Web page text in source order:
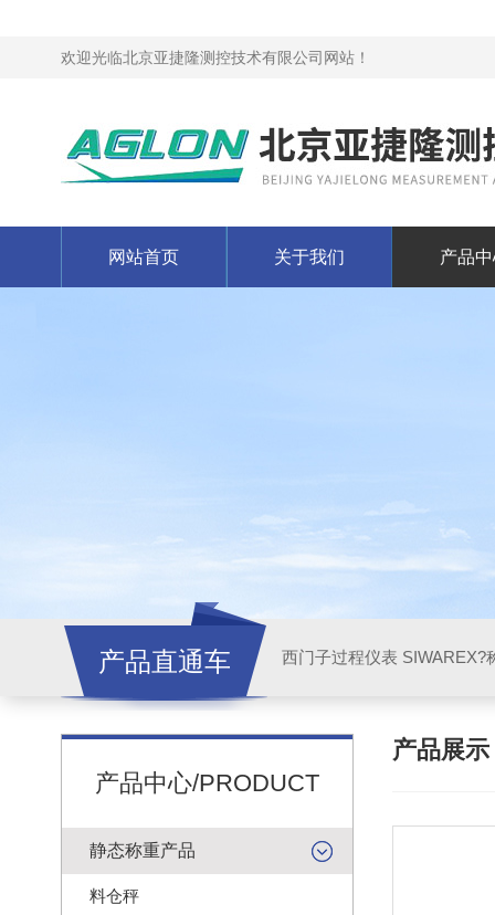
欢迎光临北京亚捷隆测控技术有限公司网站！
网站首页 关于我们 产品
产品直通车 西门子过程仪表 SIWAREX?
产品中心/PRODUCT
静态称重产品
料仓秤
产品展示